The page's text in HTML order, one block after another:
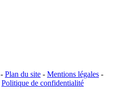
- Plan du site - Mentions légales -
Politique de confidentialité